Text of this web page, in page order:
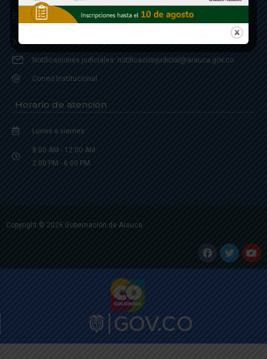
Enlaces
Notificaciones judiciales: notificacionjudicial@arauca.gov.co
Correo Institucional
Horario de atención
Lunes a viernes
8:00 AM - 12:00 AM
2:00 PM - 6:00 PM.
Copyright © 2026 Gobernación de Arauca